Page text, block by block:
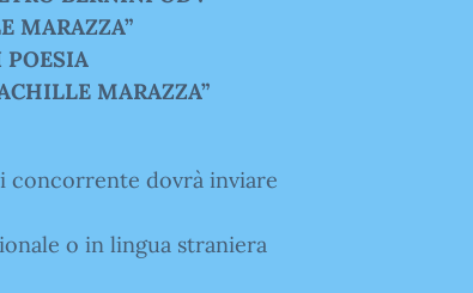
MARAZZA”
POESIA
MARAZZA”
concorrente dovrà inviare
o in lingua straniera